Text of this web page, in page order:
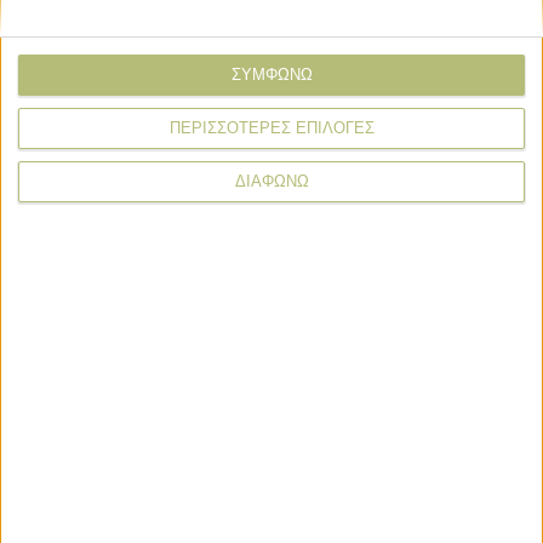
ΠΕΡΙΣΣΟΤΕΡΕΣ ΕΠΙΛΟΓΕΣ
ΔΙΑΦΩΝΩ
ΣΥΜΦΩΝΩ
Επενδύσεις 07.10.20 - 09:02
Κίνητρα για αγορά αγροτικού
εξοπλισμού και μηχανημάτων